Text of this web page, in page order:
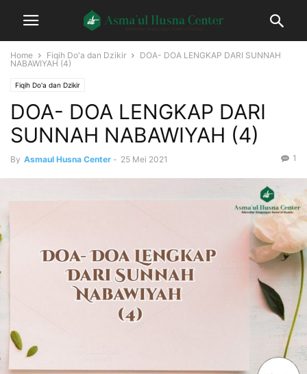
Home Fiqih Do'a dan Dzikir
DOA- DOA LENGKAP DARI SUNNAH
NABAWIYAH (4)
Fiqih Do'a dan Dzikir
DOA- DOA LENGKAP DARI
SUNNAH NABAWIYAH (4)
By Asmaul Husna Center - 25 Mei 2021 1